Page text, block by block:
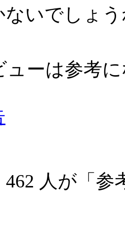
ないでしょ
ューは参考
462 人が「参